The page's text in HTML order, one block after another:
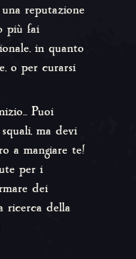
reputazione
più fai
in quanto
o per curarsi
Puoi
ma devi
a mangiare te!
per i
dei
ricerca della